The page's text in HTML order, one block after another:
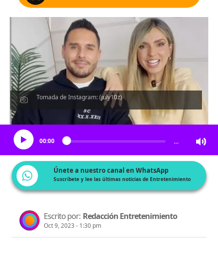
Tomada de Instagram: (july10z)
Escucha el artículo
00:00 …
Únete a nuestro canal en WhatsApp
Suscríbete y lee las últimas noticias de Entretenimiento
Escrito por: Redacción Entretenimiento
Oct 9, 2023 - 1:30 pm